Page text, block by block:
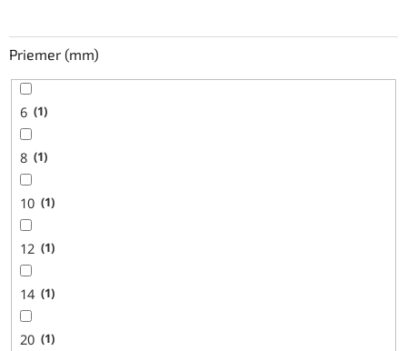
Priemer (mm)
6 1
8 1
10 1
12 1
14 1
20 1